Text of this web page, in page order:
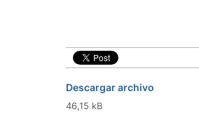
Descargar archivo
46,15 kB